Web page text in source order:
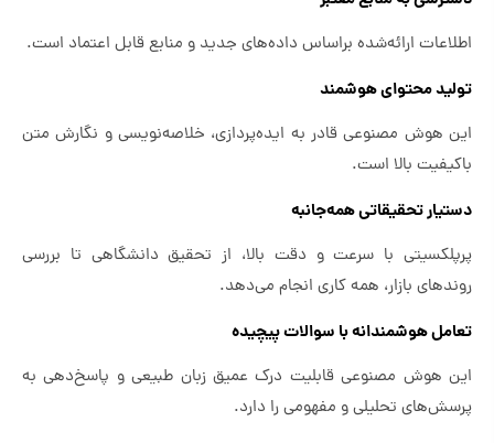
اطلاعات ارائه‌شده براساس داده‌های جدید و منابع قابل اعتماد است.
تولید محتوای هوشمند
این هوش مصنوعی قادر به ایده‌پردازی، خلاصه‌نویسی و نگارش متن
باکیفیت بالا است.
دستیار تحقیقاتی همه‌جانبه
پرپلکسیتی با سرعت و دقت بالا، از تحقیق دانشگاهی تا بررسی
روندهای بازار، همه کاری انجام می‌دهد.
تعامل هوشمندانه با سوالات پیچیده
این هوش مصنوعی قابلیت درک عمیق زبان طبیعی و پاسخ‌دهی به
پرسش‌های تحلیلی و مفهومی را دارد.